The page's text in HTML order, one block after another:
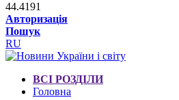
44.4191
Авторизація
Пошук
RU
ВСІ РОЗДІЛИ
Головна